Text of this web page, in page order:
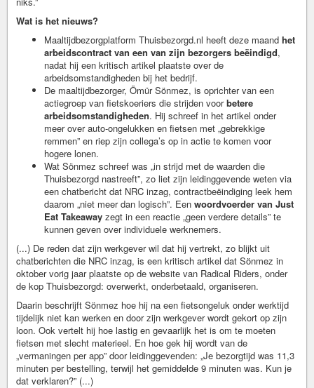
Wat is het nieuws?
Maaltijdbezorgplatform Thuisbezorgd.nl heeft deze maand het
arbeidscontract van een van zijn bezorgers beëindigd,
nadat hij een kritisch artikel plaatste over de
arbeidsomstandigheden bij het bedrijf.
De maaltijdbezorger, Ömür Sönmez, is oprichter van een
actiegroep van fietskoeriers die strijden voorbetere
arbeidsomstandigheden. Hij schreef in het artikel onder
meer over auto-ongelukken en fietsen met „gebrekkige
remmen” en riep zijn collega’s op in actie te komen voor
hogere lonen.
Wat Sönmez schreef was „in strijd met de waarden die
Thuisbezorgd nastreeft”, zo liet zijn leidinggevende weten via
een chatbericht dat NRC inzag, contractbeëindiging leek hem
daarom „niet meer dan logisch”. Een woordvoerder van Just
Eat Takeaway zegt in een reactie „geen verdere details” te
kunnen geven over individuele werknemers.
(...) De reden dat zijn werkgever wil dat hij vertrekt, zo blijkt uit
chatberichten die NRC inzag, is een kritisch artikel dat Sönmez in
oktober vorig jaar plaatste op de website van Radical Riders, onder
de kop Thuisbezorgd: overwerkt, onderbetaald, organiseren.
Daarin beschrijft Sönmez hoe hij na een fietsongeluk onder werktijd
tijdelijk niet kan werken en door zijn werkgever wordt gekort op zijn
loon. Ook vertelt hij hoe lastig en gevaarlijk het is om te moeten
fietsen met slecht materieel. En hoe gek hij wordt van de
„vermaningen per app” door leidinggevenden: „Je bezorgtijd was 11,3
minuten per bestelling, terwijl het gemiddelde 9 minuten was. Kun je
dat verklaren?” (...)